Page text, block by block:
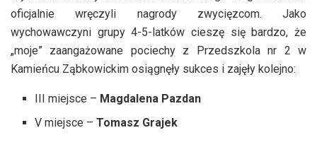
oficjalnie wręczyli nagrody zwycięzcom. Jako
wychowawczyni grupy 4-5-latków cieszę się bardzo, że
„moje” zaangażowane pociechy z Przedszkola nr 2 w
Kamieńcu Ząbkowickim osiągnęły sukces i zajęły kolejno:
III miejsce – Magdalena Pazdan
V miejsce –Tomasz Grajek